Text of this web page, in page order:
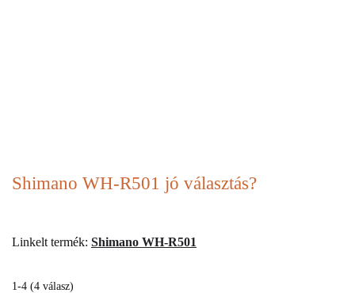
Shimano WH-R501 jó választás?
Linkelt termék: Shimano WH-R501
1-4 (4 válasz)